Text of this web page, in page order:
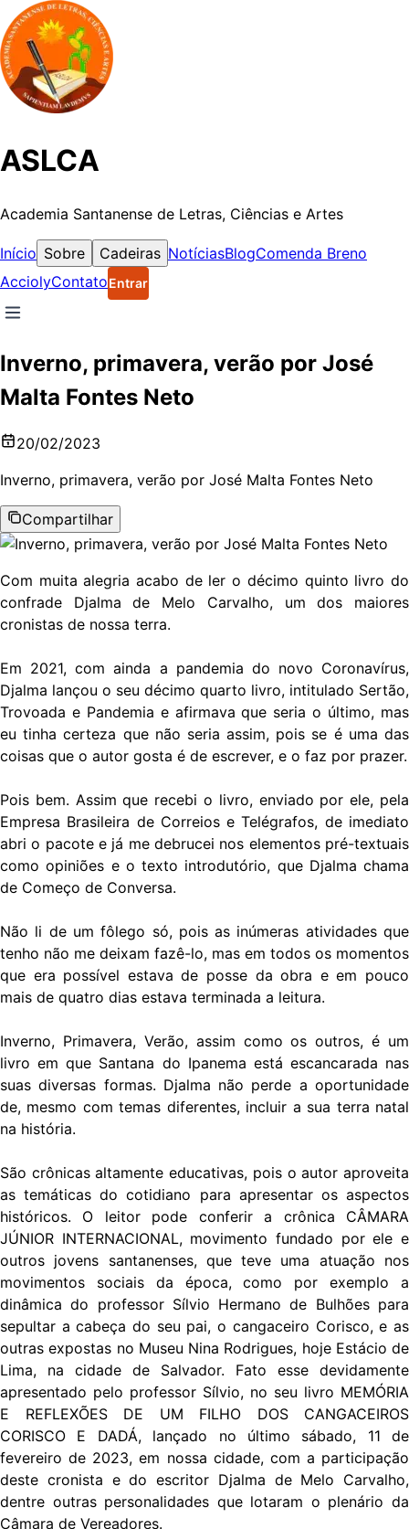
ASLCA
Academia Santanense de Letras, Ciências e Artes
Início Sobre Cadeiras NotíciasBlogComenda Breno
AcciolyContatoEntrar
Inverno, primavera, verão por José
Malta Fontes Neto
20/02/2023
Inverno, primavera, verão por José Malta Fontes Neto
Compartilhar
Com muita alegria acabo de ler o décimo quinto livro do
confrade Djalma de Melo Carvalho, um dos maiores
cronistas de nossa terra.
Em 2021, com ainda a pandemia do novo Coronavírus,
Djalma lançou o seu décimo quarto livro, intitulado Sertão,
Trovoada e Pandemia e afirmava que seria o último, mas
eu tinha certeza que não seria assim, pois se é uma das
coisas que o autor gosta é de escrever, e o faz por prazer.
Pois bem. Assim que recebi o livro, enviado por ele, pela
Empresa Brasileira de Correios e Telégrafos, de imediato
abri o pacote e já me debrucei nos elementos pré-textuais
como opiniões e o texto introdutório, que Djalma chama
de Começo de Conversa.
Não li de um fôlego só, pois as inúmeras atividades que
tenho não me deixam fazê-lo, mas em todos os momentos
que era possível estava de posse da obra e em pouco
mais de quatro dias estava terminada a leitura.
Inverno, Primavera, Verão, assim como os outros, é um
livro em que Santana do Ipanema está escancarada nas
suas diversas formas. Djalma não perde a oportunidade
de, mesmo com temas diferentes, incluir a sua terra natal
na história.
São crônicas altamente educativas, pois o autor aproveita
as temáticas do cotidiano para apresentar os aspectos
históricos. O leitor pode conferir a crônica CÂMARA
JÚNIOR INTERNACIONAL, movimento fundado por ele e
outros jovens santanenses, que teve uma atuação nos
movimentos sociais da época, como por exemplo a
dinâmica do professor Sílvio Hermano de Bulhões para
sepultar a cabeça do seu pai, o cangaceiro Corisco, e as
outras expostas no Museu Nina Rodrigues, hoje Estácio de
Lima, na cidade de Salvador. Fato esse devidamente
apresentado pelo professor Sílvio, no seu livro MEMÓRIA
E REFLEXÕES DE UM FILHO DOS CANGACEIROS
CORISCO E DADÁ, lançado no último sábado, 11 de
fevereiro de 2023, em nossa cidade, com a participação
deste cronista e do escritor Djalma de Melo Carvalho,
dentre outras personalidades que lotaram o plenário da
Câmara de Vereadores.